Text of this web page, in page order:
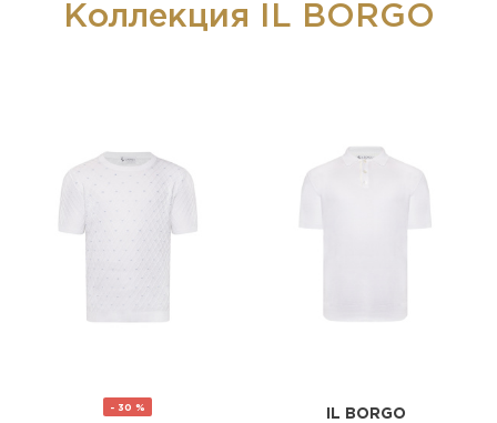
Коллекция IL BORGO
- 30 %
IL BORGO